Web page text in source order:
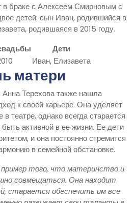
в браке с Алексеем Смирновым с
детей: сын Иван, родившийся в
родившаяся в 2015 году.
Дети
Иван, Елизавета
матери
Терехова также нашла
к своей карьере. Она уделяет
театре, однако всегда старается
активной в ее жизни. Ее дети
и она постоянно стремится
в семейной обстановке.
пример того, что материнство и
совмещаться. Она находит
старается обеспечить им все